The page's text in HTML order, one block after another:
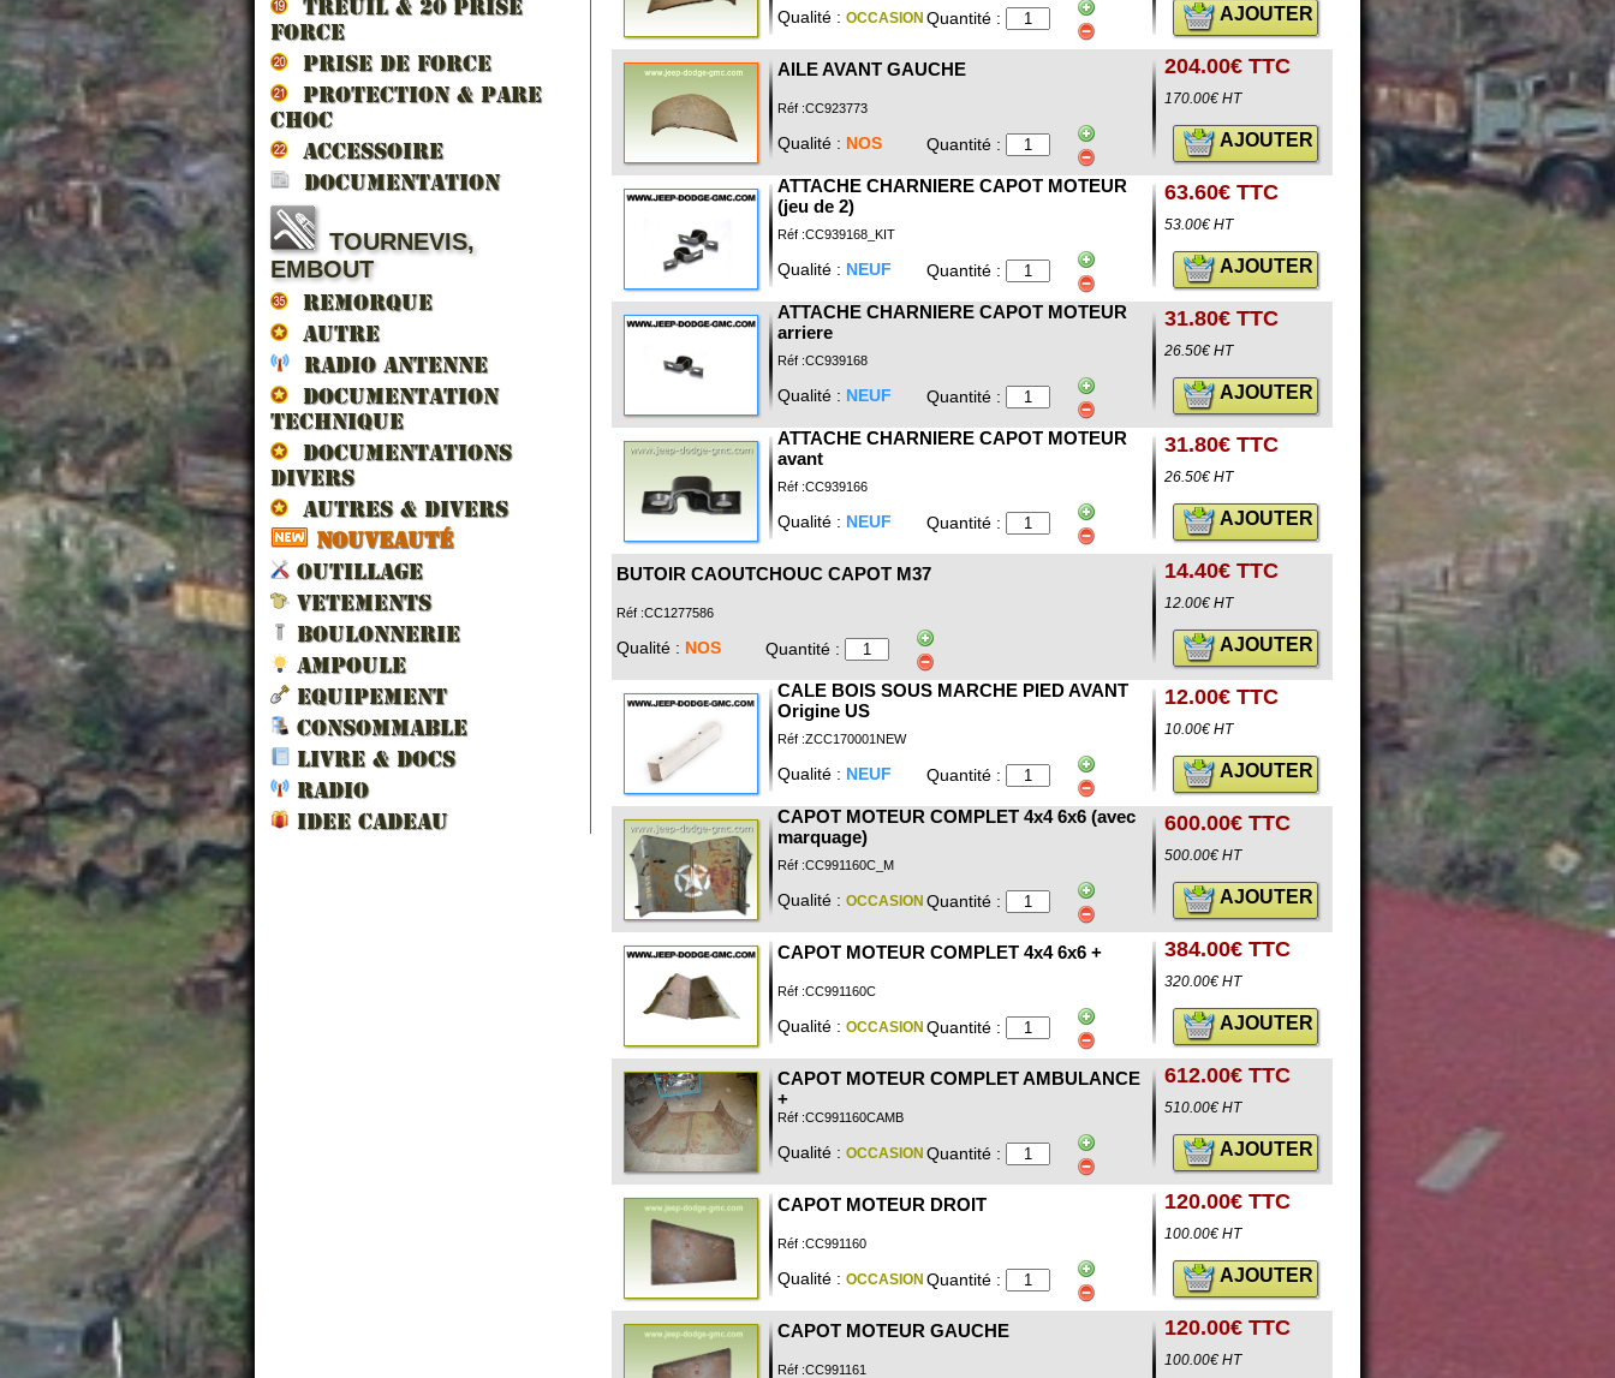
TREUIL & 20 prise
force
PRISE DE FORCE
PROTECTION & PARE
CHOC
ACCESSOIRE
DOCUMENTATION
TOURNEVIS,
EMBOUT
REMORQUE
AUTRE
RADIO ANTENNE
DOCUMENTATION
TECHNIQUE
DOCUMENTATIONS
DIVERS
AUTRES & DIVERS
NOUVEAUTÉ
OUTILLAGE
VETEMENTS
BOULONNERIE
AMPOULE
EQUIPEMENT
CONSOMMABLE
LIVRE & DOCS
RADIO
IDEE CADEAU
Qualité : OCCASION Quantité : AJOUTER
AILE AVANT GAUCHE
Réf :CC923773
Qualité : NOS Quantité :
204.00€ TTC
170.00€ HT
AJOUTER
ATTACHE CHARNIERE CAPOT MOTEUR
(jeu de 2)
Réf :CC939168_KIT
Qualité : NEUF Quantité :
63.60€ TTC
53.00€ HT
AJOUTER
ATTACHE CHARNIERE CAPOT MOTEUR
arriere
Réf :CC939168
Qualité : NEUF Quantité :
31.80€ TTC
26.50€ HT
AJOUTER
ATTACHE CHARNIERE CAPOT MOTEUR
avant
Réf :CC939166
Qualité : NEUF Quantité :
31.80€ TTC
26.50€ HT
AJOUTER
BUTOIR CAOUTCHOUC CAPOT M37
Réf :CC1277586
Qualité : NOS Quantité :
14.40€ TTC
12.00€ HT
AJOUTER
CALE BOIS SOUS MARCHE PIED AVANT
Origine US
Réf :ZCC170001NEW
Qualité : NEUF Quantité :
12.00€ TTC
10.00€ HT
AJOUTER
CAPOT MOTEUR COMPLET 4x4 6x6 (avec
marquage)
Réf :CC991160C_M
Qualité : OCCASION Quantité :
600.00€ TTC
500.00€ HT
AJOUTER
CAPOT MOTEUR COMPLET 4x4 6x6 +
Réf :CC991160C
Qualité : OCCASION Quantité :
384.00€ TTC
320.00€ HT
AJOUTER
CAPOT MOTEUR COMPLET AMBULANCE
+
Réf :CC991160CAMB
Qualité : OCCASION Quantité :
612.00€ TTC
510.00€ HT
AJOUTER
CAPOT MOTEUR DROIT
Réf :CC991160
Qualité : OCCASION Quantité :
120.00€ TTC
100.00€ HT
AJOUTER
CAPOT MOTEUR GAUCHE
Réf :CC991161
120.00€ TTC
100.00€ HT